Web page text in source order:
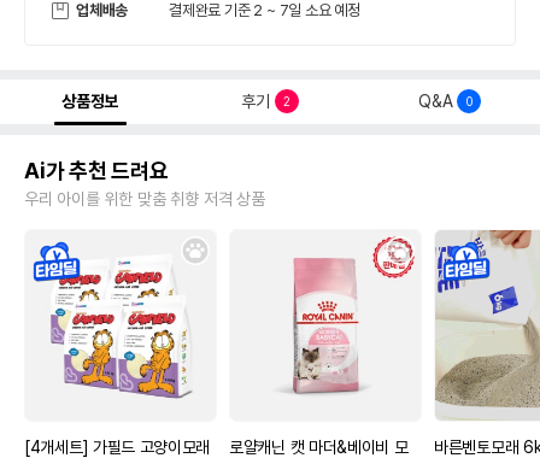
업체배송 결제완료 기준 2 ~ 7일 소요 예정
상품정보 후기 2 Q&A 0
Ai가 추천 드려요
우리 아이를 위한 맞춤 취향 저격 상품
[4개세트] 가필드 고양이모래
로얄캐닌 캣 마더&베이비 모
바른벤토모래